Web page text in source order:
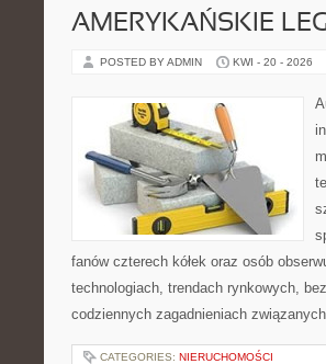
AMERYKAŃSKIE
POSTED BY ADMIN KWI - 20 - 2026
fanów czterech kółek oraz osób
technologiach, trendach rynkowych,
codziennych zagadnieniach
CATEGORIES: NIERUCHOMOŚCI